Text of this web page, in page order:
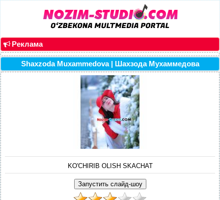
Реклама
Shaxzoda Muxammedova | Шахзода Мухаммедова
KO'CHIRIB OLISH SKACHAT